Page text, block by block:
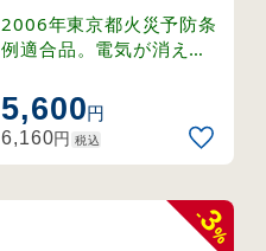
東京都条例適合品 非常
口・階段右下 (68049)
2006年東京都火災予防条
例適合品。電気が消えて
舎などの避難誘導をサポ
ートします。
5,600円
6,160円 税込
-
3
%